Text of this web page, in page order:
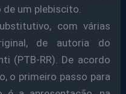
um plebiscito.
com várias
de autoria do
(PTB-RR). De acordo
o primeiro passo para